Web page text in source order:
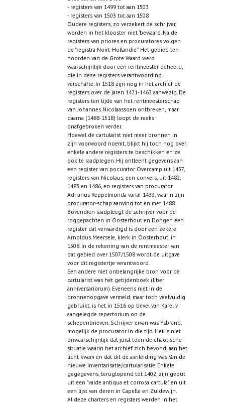
- registers van 1499 tot aan 1503
- registers van 1503 tot aan 1508
Oudere registers, zo verzekert de schrijver,
worden in het klooster niet 'bewaard. Na de
registers van priores en procuratores volgen
de "registra Noirt-Hollandie." Het gebied ten
noorden van de Grote Waard werd
waarschijnlijk door één rentmeester beheerd,
die in deze registers verantwoording
verschafte. In 1518 zijn nog in het archief de
registers over de jaren 1421-1463 aanwezig. De
registers ten tijde van het rentmeesterschap
van Johannes Nicolaassoen ontbreken, maar
daarna (1488-1518) loopt de reeks
onafgebroken verder.
Hoewel de cartularist niet meer bronnen in
zijn voorwoord noemt, blijkt hij toch nog over
enkele andere registers te beschikken en ze
ook te raadplegen. Hij ontleent gegevens aan
een register van pocurator Overcamp uit 1457,
registers van Nicolaus, een convers, uit 1482,
1483 en 1486, en registers van procurator
Adrianus Reppelmunda vanaf 1433, waarin zijn
procurator-schap aanving tot en met 1488.
Bovendien raadpleegt de schrijver voor de
roggepachten in Oosterhout en Dongen een
register dat vervaardigd is door een zekere
Arnoldus Meersele, klerk in Oosterhout, in
1508. In de rekening van de rentmeester van
dat gebied over 1507/1508 wordt de uitgave
voor dit registertje verantwoord.
Een andere niet onbelangrijke bron voor de
cartularist was het getijdenboek (liber
anniversariorum). Eveneens niet in de
bronnenopgave vermeld, maar toch veelvuldig
gebruikt, is het in 1516 op bevel van Karel v
aangelegde repertorium op de
schepenbrieven. Schrijver ervan was Ysbrand,
mogelijk de procurator in die tijd. Het is niet
onwaarschijnlijk dat juist toen de chaotische
situatie waarin het archief zich bevond, aan het
licht kwam en dat dit de aanleiding was Van de
nieuwe inventarisatie/cartularisatie. Enkele
gegegevens, teruglopend tot 1402, zijn geput
uit een "valde antiqua et corrosa cartula" en uit
een lijst van deren in Capelle en Zuidewijn.
Al deze charters en registers werden in het